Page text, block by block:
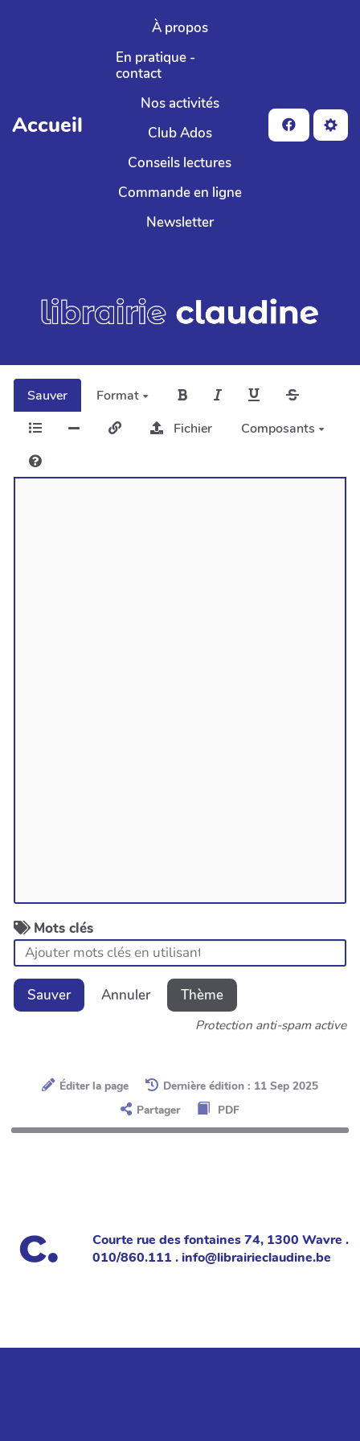
Aller au contenu principal
Accueil
À propos
En pratique -
contact
Nos activités
Club Ados
Conseils lectures
Commande en ligne
Newsletter
Sauver
Format
Fichier
Composants
Mots clés
Sauver Annuler Thème
Protection anti-spam active
Éditer la page
Dernière édition : 11 Sep 2025
Partager
PDF
Courte rue des fontaines 74, 1300 Wavre .
010/860.111 . info@librairieclaudine.be